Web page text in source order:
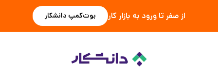
از صفر تا ورود به بازار کار بوت‌کمپ دانشکار